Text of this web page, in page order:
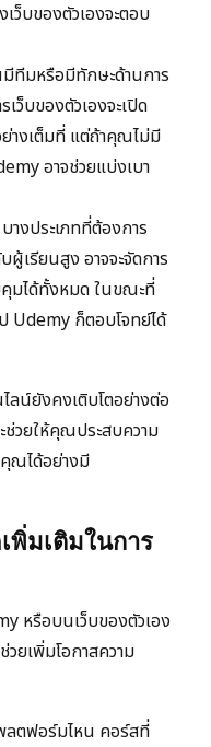
ว็บของตัวเองจะตอบ
ทีมหรือมีทักษะด้านการ
ว็บของตัวเองจะเปิด
างเต็มที่ แต่ถ้าคุณไม่มี
อาจช่วยแบ่งเบา
างประเภทที่ต้องการ
เรียนสูง อาจจะจัดการ
มได้ทั้งหมด ในขณะที่
Udemy ก็ตอบโจทย์ได้
ลน์ยังคงเติบโตอย่างต่อ
ช่วยให้คุณประสบความ
ณได้อย่างมี
พิ่มเติมในการ
หรือบนเว็บของตัวเอง
ยเพิ่มโอกาสความ
ลตฟอร์มไหน คอร์สที่